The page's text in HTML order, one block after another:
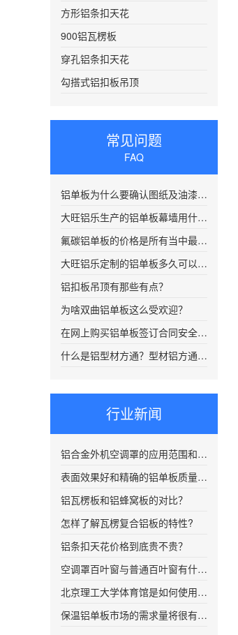
方形铝条扣天花
900铝瓦楞板
穿孔铝条扣天花
勾搭式铝扣板吊顶
常见问题
FAQ
铝单板为什么要确认图纸及油漆颜色编号？
大旺铝乐生产的铝单板幕墙用什么样的铝板
氟碳铝单板的价格是所有当中最贵的吗
大旺铝乐定制的铝单板多久可以发货？
铝扣板吊顶有那些有点？
为啥双曲铝单板这么受欢迎？
在网上购买铝单板签订合同安全吗？
什么是铝型材方通？型材铝方通都有哪些优秀的特点？
行业新闻
铝合金外机空调罩的应用范围和优势有哪些?
表面效果好和精确的铝单板质量更好？
铝瓦楞板和铝蜂窝板的对比？
怎样了解瓦楞复合铝板的特性?
铝条扣天花价格到底贵不贵？
空调罩百叶窗与普通百叶窗有什么区别？
北京理工大学体育馆是如何使用双曲铝单板的
保温铝单板市场的需求量将很有可能不断扩大